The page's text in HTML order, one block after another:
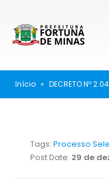
Início » DECRETO Nº
Tags: Processo
Post Date: 29 de